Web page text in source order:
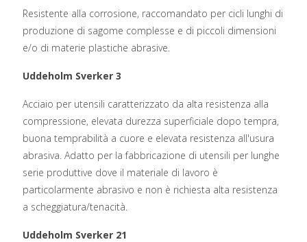
Resistente alla corrosione, raccomandato per cicli lunghi di
produzione di sagome complesse e di piccoli dimensioni
e/o di materie plastiche abrasive.
Uddeholm Sverker 3
Acciaio per utensili caratterizzato da alta resistenza alla
compressione, elevata durezza superficiale dopo tempra,
buona temprabilità a cuore e elevata resistenza all'usura
abrasiva. Adatto per la fabbricazione di utensili per lunghe
serie produttive dove il materiale di lavoro è
particolarmente abrasivo e non è richiesta alta resistenza
a scheggiatura/tenacità.
Uddeholm Sverker 21